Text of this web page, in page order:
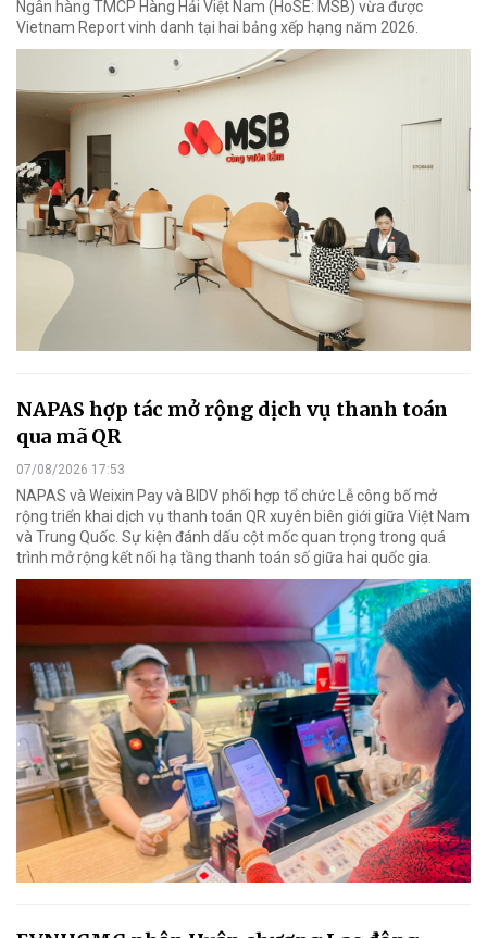
Ngân hàng TMCP Hàng Hải Việt Nam (HoSE: MSB) vừa được
Vietnam Report vinh danh tại hai bảng xếp hạng năm 2026.
NAPAS hợp tác mở rộng dịch vụ thanh toán
qua mã QR
07/08/2026 17:53
NAPAS và Weixin Pay và BIDV phối hợp tổ chức Lễ công bố mở
rộng triển khai dịch vụ thanh toán QR xuyên biên giới giữa Việt Nam
và Trung Quốc. Sự kiện đánh dấu cột mốc quan trọng trong quá
trình mở rộng kết nối hạ tầng thanh toán số giữa hai quốc gia.